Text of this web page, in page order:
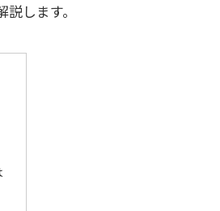
します。